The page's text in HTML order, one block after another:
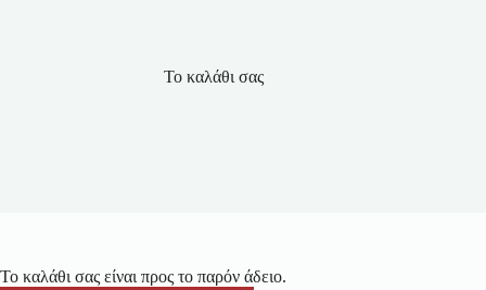
Το καλάθι σας
Το καλάθι σας είναι προς το παρόν άδειο.